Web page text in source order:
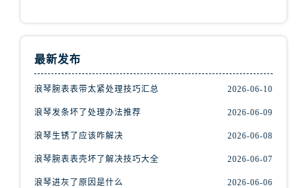
最新发布
浪琴腕表表带太紧处理技巧汇总 2026-06-10
浪琴发条坏了处理办法推荐 2026-06-09
浪琴生锈了应该咋解决 2026-06-08
浪琴腕表表壳坏了解决技巧大全 2026-06-07
浪琴进灰了原因是什么 2026-06-06